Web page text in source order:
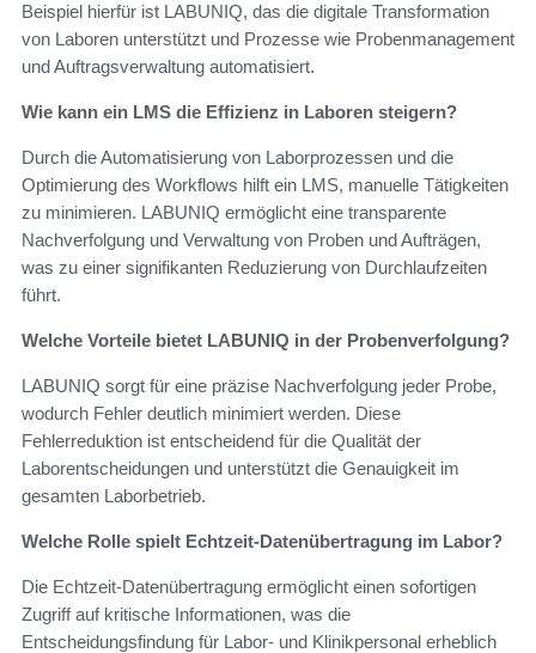
Beispiel hierfür ist LABUNIQ, das die digitale Transformation
von Laboren unterstützt und Prozesse wie Probenmanagement
und Auftragsverwaltung automatisiert.
Wie kann ein LMS die Effizienz in Laboren steigern?
Durch die Automatisierung von Laborprozessen und die
Optimierung des Workflows hilft ein LMS, manuelle Tätigkeiten
zu minimieren. LABUNIQ ermöglicht eine transparente
Nachverfolgung und Verwaltung von Proben und Aufträgen,
was zu einer signifikanten Reduzierung von Durchlaufzeiten
führt.
Welche Vorteile bietet LABUNIQ in der Probenverfolgung?
LABUNIQ sorgt für eine präzise Nachverfolgung jeder Probe,
wodurch Fehler deutlich minimiert werden. Diese
Fehlerreduktion ist entscheidend für die Qualität der
Laborentscheidungen und unterstützt die Genauigkeit im
gesamten Laborbetrieb.
Welche Rolle spielt Echtzeit-Datenübertragung im Labor?
Die Echtzeit-Datenübertragung ermöglicht einen sofortigen
Zugriff auf kritische Informationen, was die
Entscheidungsfindung für Labor- und Klinikpersonal erheblich